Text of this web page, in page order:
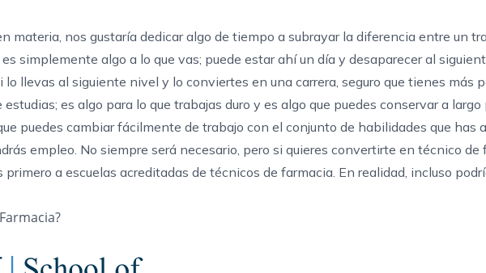
materia, nos gustaría dedicar algo de tiempo a subrayar la diferencia entre un
simplemente algo a lo que vas; puede estar ahí un día y desaparecer al
lo llevas al siguiente nivel y lo conviertes en una carrera, seguro que tienes más
es algo para lo que trabajas duro y es algo que puedes conservar a largo
puedes cambiar fácilmente de trabajo con el conjunto de habilidades que has
empleo. No siempre será necesario, pero si quieres convertirte en técnico de
primero a escuelas acreditadas de técnicos de farmacia . En realidad, incluso